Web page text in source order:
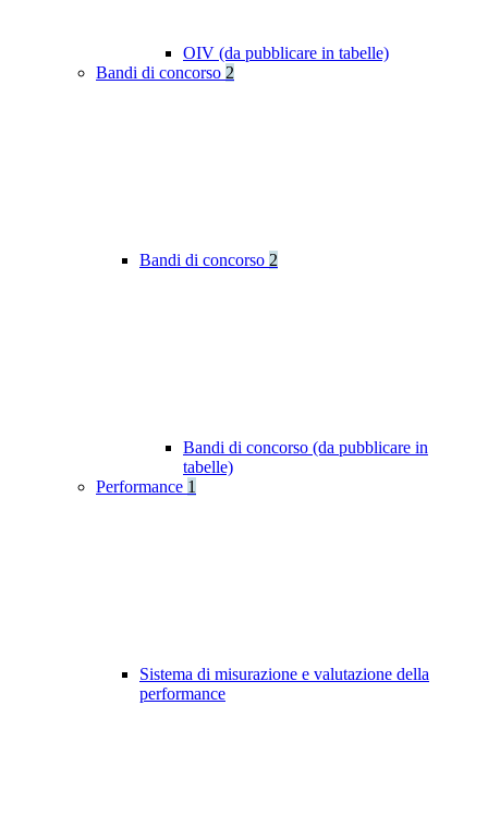
OIV (da pubblicare in tabelle)
Bandi di concorso 2
Bandi di concorso 2
Bandi di concorso (da pubblicare in
tabelle)
Performance 1
Sistema di misurazione e valutazione della
performance